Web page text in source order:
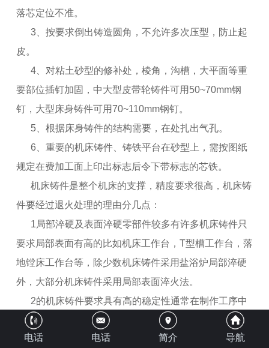
落芯定位不准。
3、按要求倒出铸造圆角，不允许多次压型，防止起
皮。
4、对粘土砂型的修补处，棱角，沟槽，大平面等重
要部位插钉加固，中大型皮带轮铸件可用50~70mm钢
钉，大型床身铸件可用70~110mm钢钉。
5、根据床身铸件的结构需要，在处扎出气孔。
6、重要的机床铸件、铸铁平台在砂型上，需按图纸
规定在费加工面上印出标志后令下带标志的芯铁。
机床铸件是整个机床的支撑，精度要求很高，机床铸
件要经过退火处理的理由分几点：
1局部淬硬及表面淬硬零部件较多有许多机床铸件只
要求局部表面有高的比如机床工作台，T型槽工作台，落
地镗床工作台等，除少数机床铸件采用盐浴炉局部淬硬
外，大部分机床铸件采用局部表面淬火法。
2的机床铸件要求具有高的稳定性通常在制作工序中
有一次或多次稳定化处理，如去应力退火、自然时效处
理等，尽量减少残余内应力，以铸铁工作台的稳定性。
电话 电话 简介 导航